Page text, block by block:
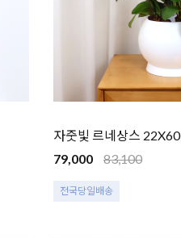
자줏빛 르네상스 22X60
79,000
83,100
전국당일배송